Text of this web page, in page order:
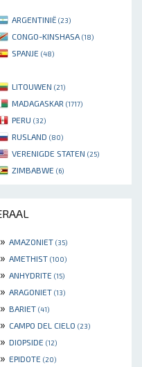
ARGENTINIË (23)
CONGO-KINSHASA (18)
SPANJE (48)
LITOUWEN (21)
MADAGASKAR (1717)
PERU (32)
RUSLAND (80)
VERENIGDE STATEN (25)
ZIMBABWE (6)
» AMAZONIET (35)
» AMETHIST (100)
» ANHYDRITE (15)
» ARAGONIET (13)
» BARIET (41)
» CAMPO DEL CIELO (23)
» DIOPSIDE (12)
» EPIDOTE (20)